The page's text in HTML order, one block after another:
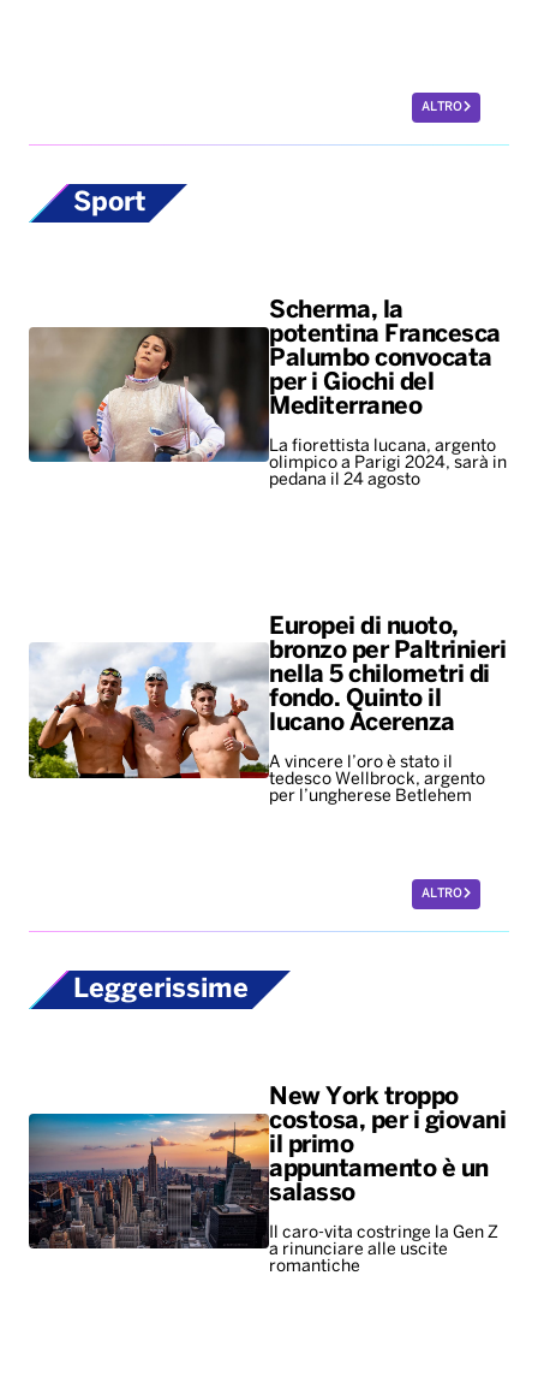
ALTRO
Sport
Scherma, la
potentina Francesca
Palumbo convocata
per i Giochi del
Mediterraneo
La fiorettista lucana, argento
olimpico a Parigi 2024, sarà in
pedana il 24 agosto
Europei di nuoto,
bronzo per Paltrinieri
nella 5 chilometri di
fondo. Quinto il
lucano Acerenza
A vincere l’oro è stato il
tedesco Wellbrock, argento
per l’ungherese Betlehem
ALTRO
Leggerissime
New York troppo
costosa, per i giovani
il primo
appuntamento è un
salasso
Il caro-vita costringe la Gen Z
a rinunciare alle uscite
romantiche